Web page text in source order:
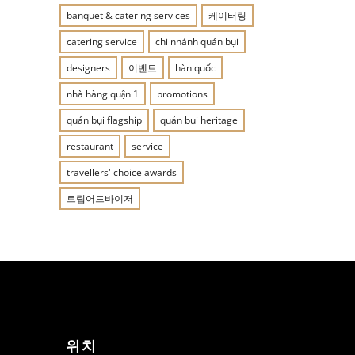
banquet & catering services
케이터링
catering service
chi nhánh quán bụi
designers
이벤트
hàn quốc
nhà hàng quận 1
promotions
quán bụi flagship
quán bụi heritage
restaurant
service
travellers' choice awards
트립어드바이저
위치